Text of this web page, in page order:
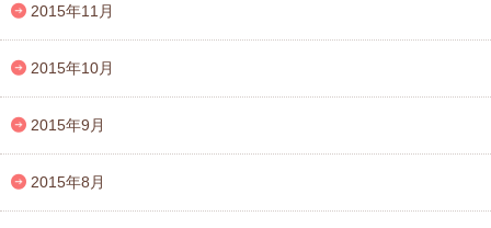
2015年11月
2015年10月
2015年9月
2015年8月